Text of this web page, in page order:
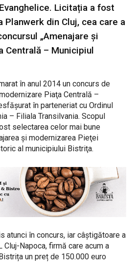
Licitația a fost
Planwerk din Cluj, cea care a
„Amenajare şi
Centrală – Municipiul
în anul 2014 un concurs de
Piaţa Centrală –
în parteneriat cu Ordinul
– Filiala Transilvania. Scopul
selectarea celor mai bune
şi modernizarea Pieţei
al municipiului Bistriţa.
atunci în concurs, iar câștigătoare a
Napoca, firmă care acum a
un preț de 150.000 euro